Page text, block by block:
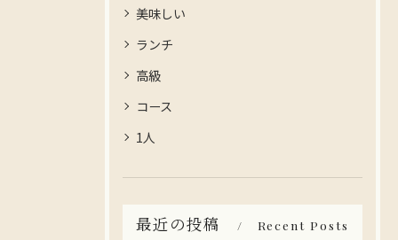
美味しい
ランチ
高級
コース
1人
最近の投稿 Recent Posts